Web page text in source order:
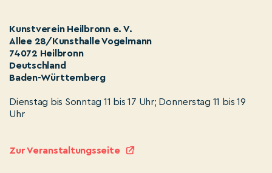
Kunstverein Heilbronn e. V.
Allee 28/Kunsthalle Vogelmann
74072 Heilbronn
Deutschland
Baden-Württemberg
Dienstag bis Sonntag 11 bis 17 Uhr; Donnerstag 11 bis 19
Uhr
Zur Veranstaltungsseite